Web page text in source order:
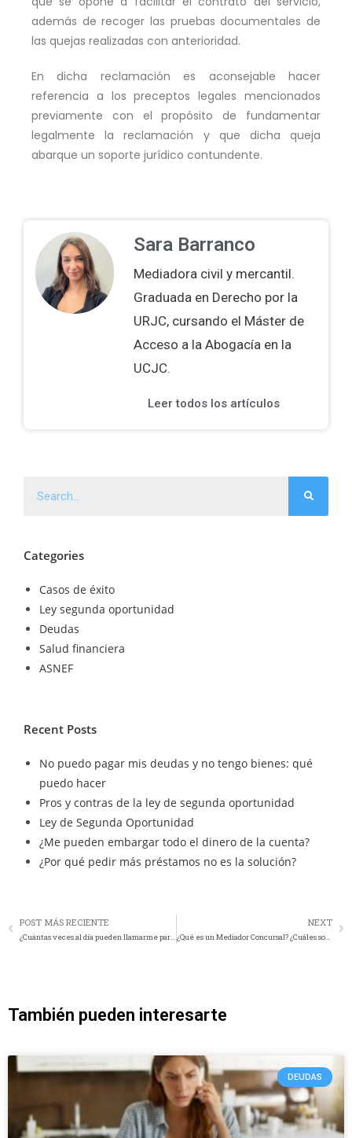
además de recoger las pruebas documentales de
las quejas realizadas con anterioridad.
En dicha reclamación es aconsejable hacer
referencia a los preceptos legales mencionados
previamente con el propósito de fundamentar
legalmente la reclamación y que dicha queja
abarque un soporte jurídico contundente.
Sara Barranco
Mediadora civil y mercantil.
Graduada en Derecho por la
URJC, cursando el Máster de
Acceso a la Abogacía en la
UCJC.
Leer todos los artículos
Categories
Casos de éxito
Ley segunda oportunidad
Deudas
Salud financiera
ASNEF
Recent Posts
No puedo pagar mis deudas y no tengo bienes: qué
puedo hacer
Pros y contras de la ley de segunda oportunidad
Ley de Segunda Oportunidad
¿Me pueden embargar todo el dinero de la cuenta?
¿Por qué pedir más préstamos no es la solución?
POST MÁS RECIENTE
¿Cuántas veces al día pueden llamarme para reclamar una deuda?
NEXT
¿Qué es un Mediador Concursal? ¿Cuáles son sus funciones?
También pueden interesarte
DEUDAS